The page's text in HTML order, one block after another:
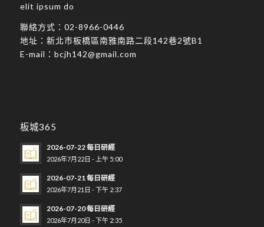
elit ipsum do
聯絡方式： 02-8966-0446
地址： 新北市板橋區南雅南路二段142巷2號B1
E-mail： bcjh142@gmail.com
板城365
2026-07-22 每日研經
2026年7月22日 - 上午 5:00
2026-07-21 每日研經
2026年7月21日 - 下午 2:37
2026-07-20 每日研經
2026年7月20日 - 下午 2:35